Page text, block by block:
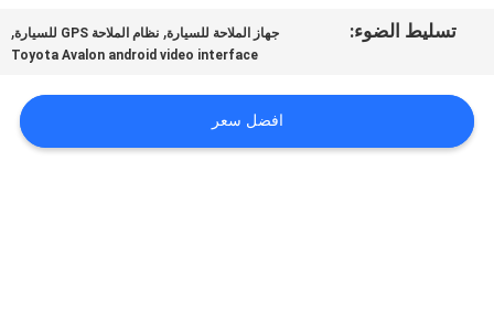
اتصل
أخبار
تسليط الضوء: جهاز الملاحة للسيارة, نظام الملاحة GPS للسيارة ,
Toyota Avalon android video interface
افضل سعر